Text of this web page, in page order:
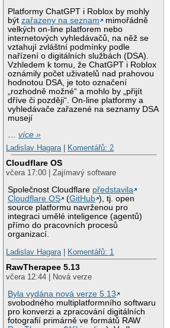
Platformy ChatGPT i Roblox by mohly
býtzařazeny na seznam
mimořádně
velkých on-line platforem nebo
internetových vyhledávačů, na něž se
vztahují zvláštní podmínky podle
nařízení o digitálních službách (DSA).
Vzhledem k tomu, že ChatGPT i Roblox
oznámily počet uživatelů nad prahovou
hodnotou DSA, je toto označení
„rozhodně možné“ a mohlo by „přijít
dříve či později“. On-line platformy a
vyhledávače zařazené na seznamy DSA
musejí
…více »
Ladislav Hagara
Komentářů: 2
Cloudflare OS
včera 17:00 | Zajímavý software
Společnost Cloudflare představila
Cloudflare OS
(GitHub ), tj. open
source platformu navrženou pro
integraci umělé inteligence (agentů)
přímo do pracovních procesů
organizací.
Ladislav Hagara
Komentářů: 1
RawTherapee 5.13
včera 12:44 | Nová verze
Byla vydána nová verze 5.13
svobodného multiplatformního softwaru
pro konverzi a zpracování digitálních
fotografií primárně ve formátů RAW